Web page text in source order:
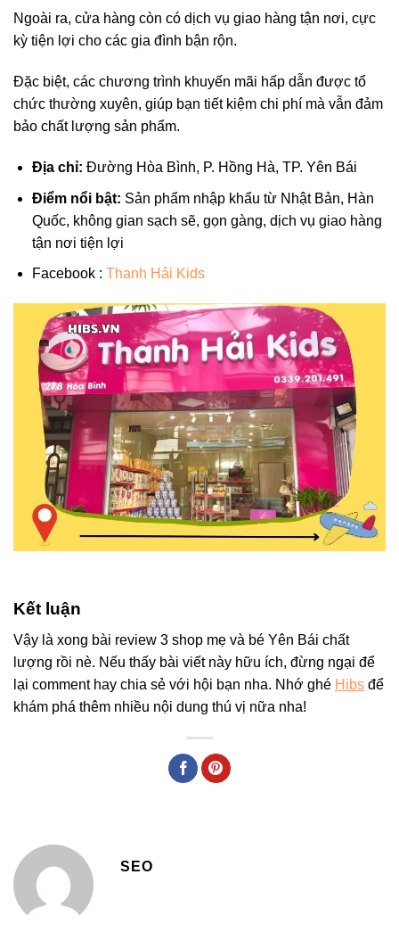
Ngoài ra, cửa hàng còn có dịch vụ giao hàng tận nơi, cực
kỳ tiện lợi cho các gia đình bận rộn.
Đặc biệt, các chương trình khuyến mãi hấp dẫn được tổ
chức thường xuyên, giúp bạn tiết kiệm chi phí mà vẫn đảm
bảo chất lượng sản phẩm.
Địa chỉ: Đường Hòa Bình, P. Hồng Hà, TP. Yên Bái
Điểm nổi bật: Sản phẩm nhập khẩu từ Nhật Bản, Hàn
Quốc, không gian sạch sẽ, gọn gàng, dịch vụ giao hàng
tận nơi tiện lợi
Facebook : Thanh Hải Kids
Kết luận
Vậy là xong bài review 3 shop mẹ và bé Yên Bái chất
lượng rồi nè. Nếu thấy bài viết này hữu ích, đừng ngại để
lại comment hay chia sẻ với hội bạn nha. Nhớ ghé Hibs để
khám phá thêm nhiều nội dung thú vị nữa nha!
SEO